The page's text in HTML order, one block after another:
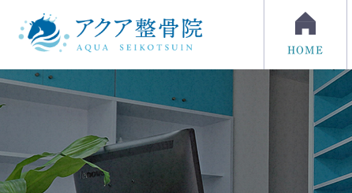
HOME